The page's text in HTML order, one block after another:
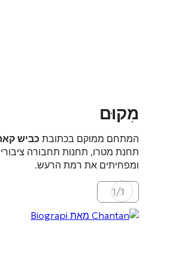
מִקוּם
המתחם ממוקם בכתובת כביש
תחנת מטרו, תחנות תחבורה
ומפחיתים את רמת הרעש.
1
/
1